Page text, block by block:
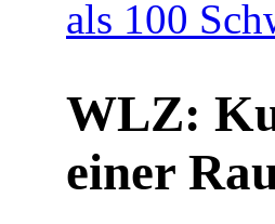
als 100
WLZ:
einer